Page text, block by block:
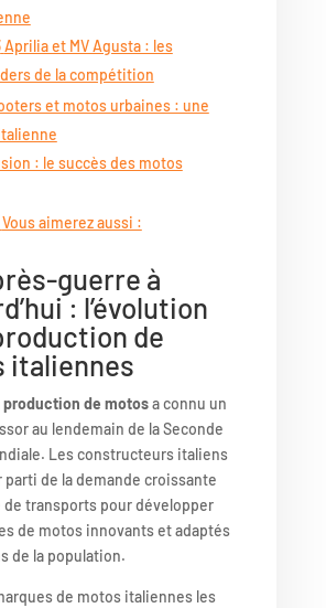
Aprilia et MV Agusta : les
de la compétition
et motos urbaines : une
: le succès des motos
Vous aimerez aussi :
guerre à
: l’évolution
de
italiennes
production de motosa connu un
au lendemain de la Seconde
Les constructeurs italiens
de la demande croissante
transports pour développer
de motos innovants et adaptés
de la population.
de motos italiennes les